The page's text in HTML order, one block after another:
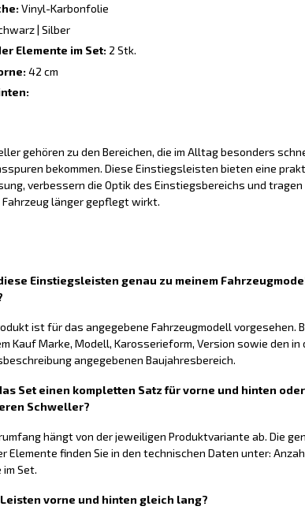
Vinyl-Karbonfolie
| Silber
Elemente im Set:2 Stk.
42 cm
gehören zu den Bereichen, die im Alltag besonders
bekommen. Diese Einstiegsleisten bieten eine
verbessern die Optik des Einstiegsbereichs und tragen
länger gepflegt wirkt.
Einstiegsleisten genau zu meinem
ist für das angegebene Fahrzeugmodell vorgesehen.
Kauf Marke, Modell, Karosserieform, Version sowie den in
angegebenen Baujahresbereich.
Set einen kompletten Satz für vorne und hinten
Schweller?
hängt von der jeweiligen Produktvariante ab. Die
Elemente finden Sie in den technischen Daten unter:
Set.
vorne und hinten gleich lang?